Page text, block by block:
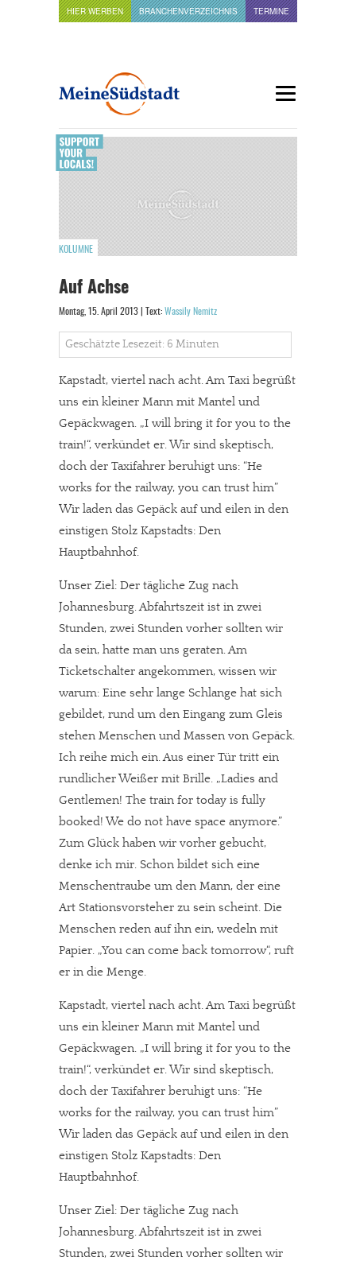
HIER WERBEN BRANCHENVERZEICHNIS TERMINE
KOLUMNE
Auf Achse
Montag, 15. April 2013 | Text: Wassily Nemitz
Geschätzte Lesezeit: 6 Minuten
Kapstadt, viertel nach acht. Am Taxi begrüßt
uns ein kleiner Mann mit Mantel und
Gepäckwagen. „I will bring it for you to the
train!“, verkündet er. Wir sind skeptisch,
doch der Taxifahrer beruhigt uns: “He
works for the railway, you can trust him”
Wir laden das Gepäck auf und eilen in den
einstigen Stolz Kapstadts: Den
Hauptbahnhof.
Unser Ziel: Der tägliche Zug nach
Johannesburg. Abfahrtszeit ist in zwei
Stunden, zwei Stunden vorher sollten wir
da sein, hatte man uns geraten. Am
Ticketschalter angekommen, wissen wir
warum: Eine sehr lange Schlange hat sich
gebildet, rund um den Eingang zum Gleis
stehen Menschen und Massen von Gepäck.
Ich reihe mich ein. Aus einer Tür tritt ein
rundlicher Weißer mit Brille. „Ladies and
Gentlemen! The train for today is fully
booked! We do not have space anymore.”
Zum Glück haben wir vorher gebucht,
denke ich mir. Schon bildet sich eine
Menschentraube um den Mann, der eine
Art Stationsvorsteher zu sein scheint. Die
Menschen reden auf ihn ein, wedeln mit
Papier. „You can come back tomorrow“, ruft
er in die Menge.
Kapstadt, viertel nach acht. Am Taxi begrüßt
uns ein kleiner Mann mit Mantel und
Gepäckwagen. „I will bring it for you to the
train!“, verkündet er. Wir sind skeptisch,
doch der Taxifahrer beruhigt uns: “He
works for the railway, you can trust him”
Wir laden das Gepäck auf und eilen in den
einstigen Stolz Kapstadts: Den
Hauptbahnhof.
Unser Ziel: Der tägliche Zug nach
Johannesburg. Abfahrtszeit ist in zwei
Stunden, zwei Stunden vorher sollten wir